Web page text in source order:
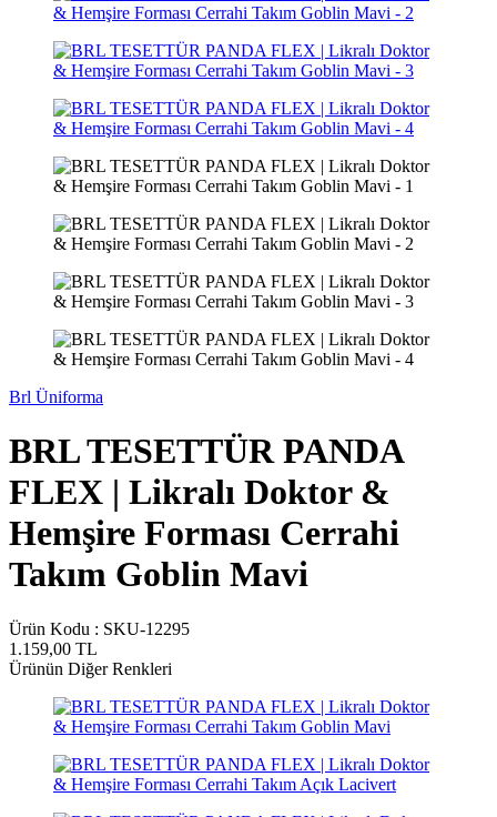
Brl Üniforma
BRL TESETTÜR PANDA
FLEX | Likralı Doktor &
Hemşire Forması Cerrahi
Takım Goblin Mavi
Ürün Kodu : SKU-12295
1.159,00 TL
Ürünün Diğer Renkleri